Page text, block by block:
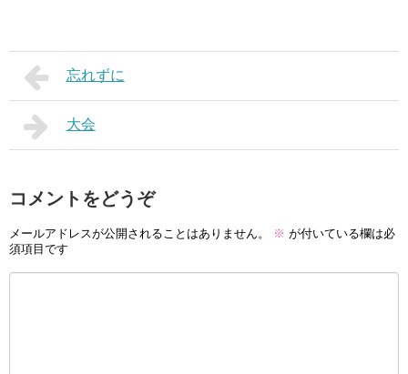
忘れずに
大会
コメントをどうぞ
メールアドレスが公開されることはありません。 ※ が付いている欄は必
須項目です